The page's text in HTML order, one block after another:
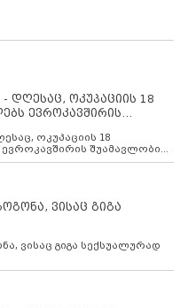
დღესაც, ოკუპაციის 18
ევროკავშირის
ოკუპაციის 18
შუამავლობით
შეწყვეტის
აგრძელებს მათი
დგამს ნაბიჯებს მათი
ვისაც გიგა
ვისაც გიგა სექსუალურად